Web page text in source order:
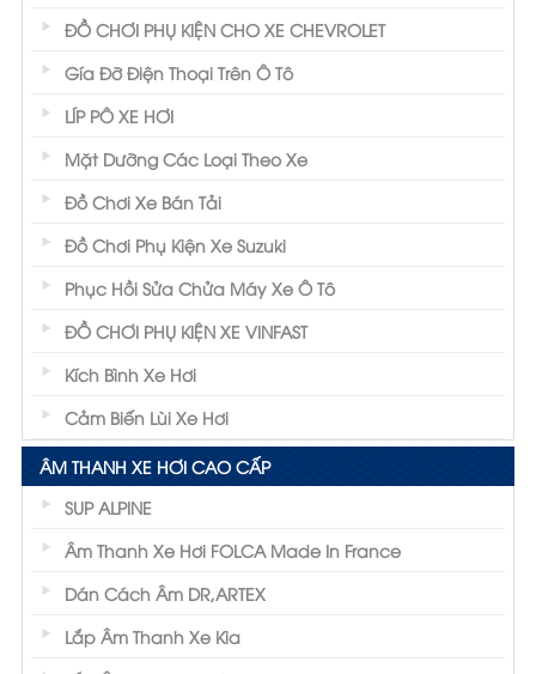
ĐỒ CHƠI PHỤ KIỆN CHO XE CHEVROLET
Gía Đỡ Điện Thoại Trên Ô Tô
LÍP PÔ XE HƠI
Mặt Dưỡng Các Loại Theo Xe
Đồ Chơi Xe Bán Tải
Đồ Chơi Phụ Kiện Xe Suzuki
Phục Hồi Sửa Chửa Máy Xe Ô Tô
ĐỒ CHƠI PHỤ KIỆN XE VINFAST
Kích Bình Xe Hơi
Cảm Biến Lùi Xe Hơi
ÂM THANH XE HƠI CAO CẤP
SUP ALPINE
Âm Thanh Xe Hơi FOLCA Made In France
Dán Cách Âm DR,ARTEX
Lắp Âm Thanh Xe Kia